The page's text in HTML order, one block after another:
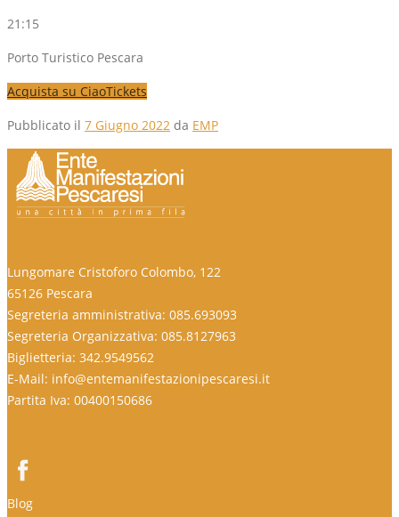
21:15
Porto Turistico Pescara
Acquista su CiaoTickets
Pubblicato il 7 Giugno 2022 da EMP
Lungomare Cristoforo Colombo, 122
65126 Pescara
Segreteria amministrativa: 085.693093
Segreteria Organizzativa: 085.8127963
Biglietteria: 342.9549562
E-Mail: info@entemanifestazionipescaresi.it
Partita Iva: 00400150686
Blog